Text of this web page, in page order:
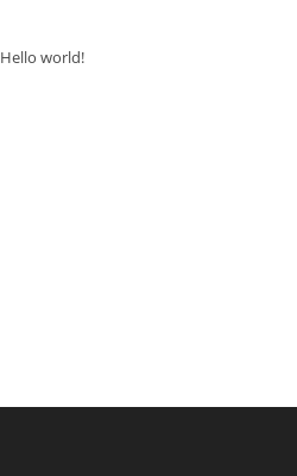
Hello world!